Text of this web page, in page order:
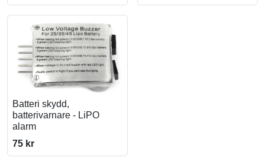
Batteri skydd,
batterivarnare - LiPO
alarm
75 kr